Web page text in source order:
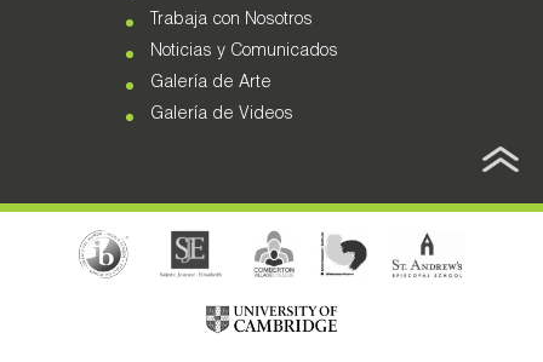
Trabaja con Nosotros
Noticias y Comunicados
Galería de Arte
Galería de Videos